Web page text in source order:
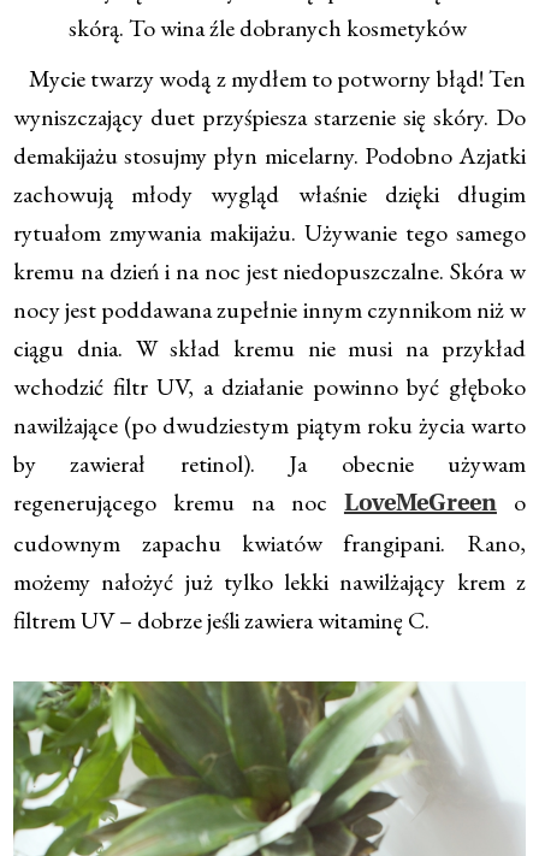
skórą. To wina źle dobranych kosmetyków
Mycie twarzy wodą z mydłem to potworny błąd! Ten
wyniszczający duet przyśpiesza starzenie się skóry. Do
demakijażu stosujmy płyn micelarny. Podobno Azjatki
zachowują młody wygląd właśnie dzięki długim
rytuałom zmywania makijażu. Używanie tego samego
kremu na dzień i na noc jest niedopuszczalne. Skóra w
nocy jest poddawana zupełnie innym czynnikom niż w
ciągu dnia. W skład kremu nie musi na przykład
wchodzić filtr UV, a działanie powinno być głęboko
nawilżające (po dwudziestym piątym roku życia warto
by zawierał retinol). Ja obecnie używam
regenerującego kremu na noc
LoveMeGreeno
cudownym zapachu kwiatów frangipani. Rano,
możemy nałożyć już tylko lekki nawilżający krem z
filtrem UV – dobrze jeśli zawiera witaminę C.